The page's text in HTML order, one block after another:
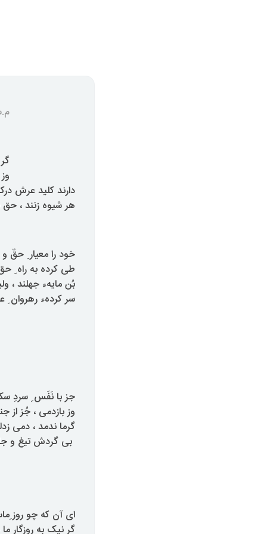
دارند کلید عرش
هر شیوه زنند ،
خود را معیار ِ حقّ و
طی کرده به راه
بُن مایهء جهلند ،
سر کردهء رهروان
جز با نَفَس ِ سردِ
وز بازدمی ، جُز از
گرما ندمد ، دمی
بی گردش تیغ و
ای آن که چو روز
گر نیک به روزگار